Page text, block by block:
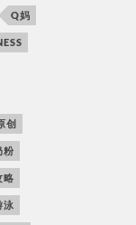
Q妈
创
粉
略
泳